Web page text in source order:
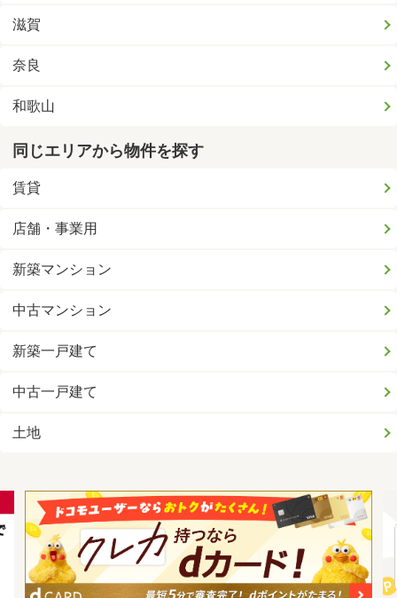
滋賀
奈良
和歌山
同じエリアから物件を探す
賃貸
店舗・事業用
新築マンション
中古マンション
新築一戸建て
中古一戸建て
土地